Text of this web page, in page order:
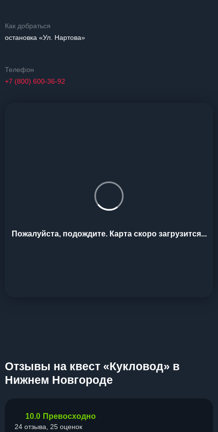
Как добраться
остановка «Ул. Нартова»
Телефон
+7 (800) 600-36-92
Пожалуйста, подождите. Карта скоро загрузится...
Отзывы на квест «Кукловод» в
Нижнем Новгороде
10.0 Превосходно
24 отзыва, 25 оценок